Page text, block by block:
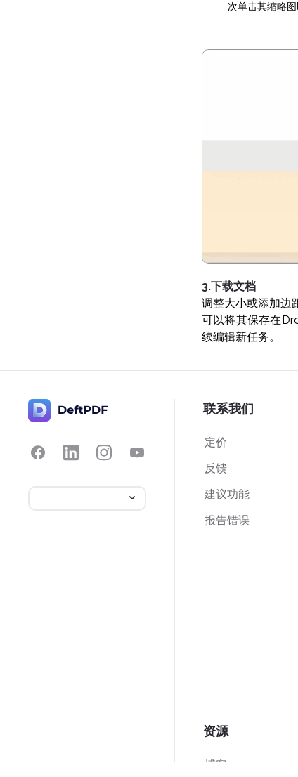
次单击其缩略图
3.下载文档
调整大小或添加边
可以将其保存在
续编辑新任务。
联系我们
定价
反馈
建议功能
报告错误
资源
博客